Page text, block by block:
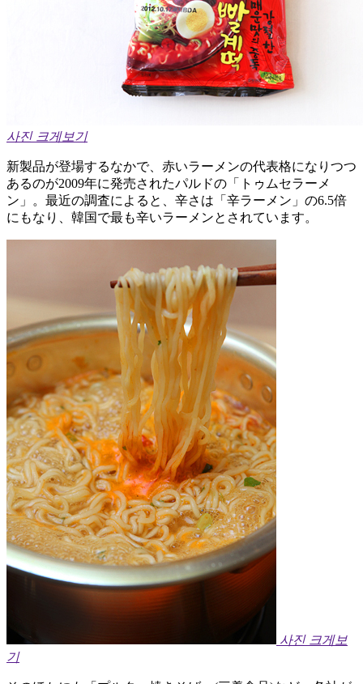
사진 크게보기
新製品が登場するなかで、赤いラーメンの代表格になりつつ
あるのが2009年に発売されたパルドの「トゥムセラーメ
ン」。最近の調査によると、辛さは「辛ラーメン」の6.5倍
にもなり、韓国で最も辛いラーメンとされています。
사진 크게보
기